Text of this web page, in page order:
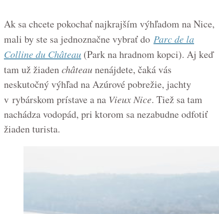
Ak sa chcete pokochať najkrajším výhľadom na Nice,
mali by ste sa jednoznačne vybrať do Parc de la
Colline du Château (Park na hradnom kopci). Aj keď
tam už žiadenchâteaunenájdete, čaká vás
neskutočný výhľad na Azúrové pobrežie, jachty
v rybárskom prístave a na Vieux Nice. Tiež sa tam
nachádza vodopád, pri ktorom sa nezabudne odfotiť
žiaden turista.